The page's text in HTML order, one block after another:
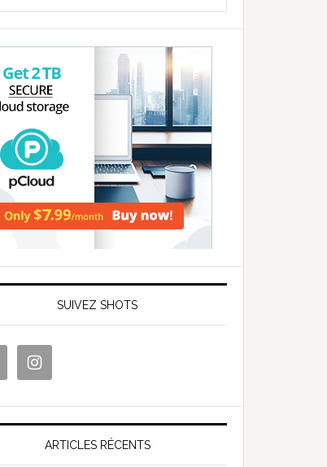
SUIVEZ SHOTS
ARTICLES RÉCENTS